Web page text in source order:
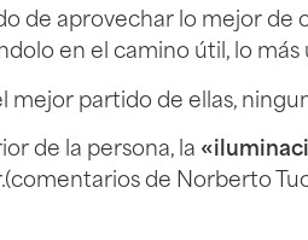
de aprovechar lo mejor de
en el camino útil, lo
mejor partido de ellas,
de la persona, la
de Norberto